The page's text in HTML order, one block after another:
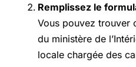
Remplissez le
Vous pouvez trouver
du ministère de
locale chargée des